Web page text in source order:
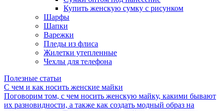
Купить женскую сумку с рисунком
Шарфы
Шапки
Варежки
Пледы из флиса
Жилетки утепленные
Чехлы для телефона
Полезные статьи
С чем и как носить женские майки
Поговорим том, с чем носить женскую майку, какими бывают
их разновидности, а также как создать модный образ на